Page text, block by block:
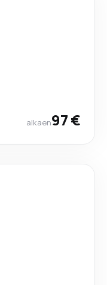
alkaen97 €